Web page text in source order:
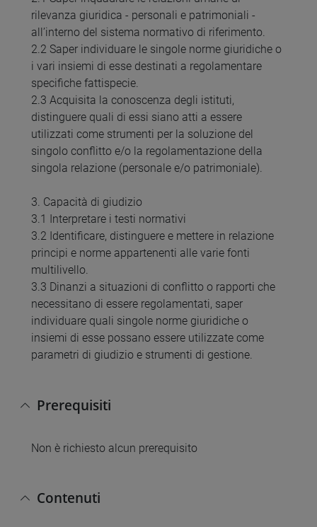
rilevanza giuridica - personali e patrimoniali -
all’interno del sistema normativo di riferimento.
2.2 Saper individuare le singole norme giuridiche o
i vari insiemi di esse destinati a regolamentare
specifiche fattispecie.
2.3 Acquisita la conoscenza degli istituti,
distinguere quali di essi siano atti a essere
utilizzati come strumenti per la soluzione del
singolo conflitto e/o la regolamentazione della
singola relazione (personale e/o patrimoniale).
3. Capacità di giudizio
3.1 Interpretare i testi normativi
3.2 Identificare, distinguere e mettere in relazione
principi e norme appartenenti alle varie fonti
multilivello.
3.3 Dinanzi a situazioni di conflitto o rapporti che
necessitano di essere regolamentati, saper
individuare quali singole norme giuridiche o
insiemi di esse possano essere utilizzate come
parametri di giudizio e strumenti di gestione.
Prerequisiti
Non è richiesto alcun prerequisito
Contenuti